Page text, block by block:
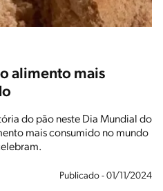
alimento mais
do pão neste Dia Mundial do
mais consumido no mundo
Publicado - 01/11/2024